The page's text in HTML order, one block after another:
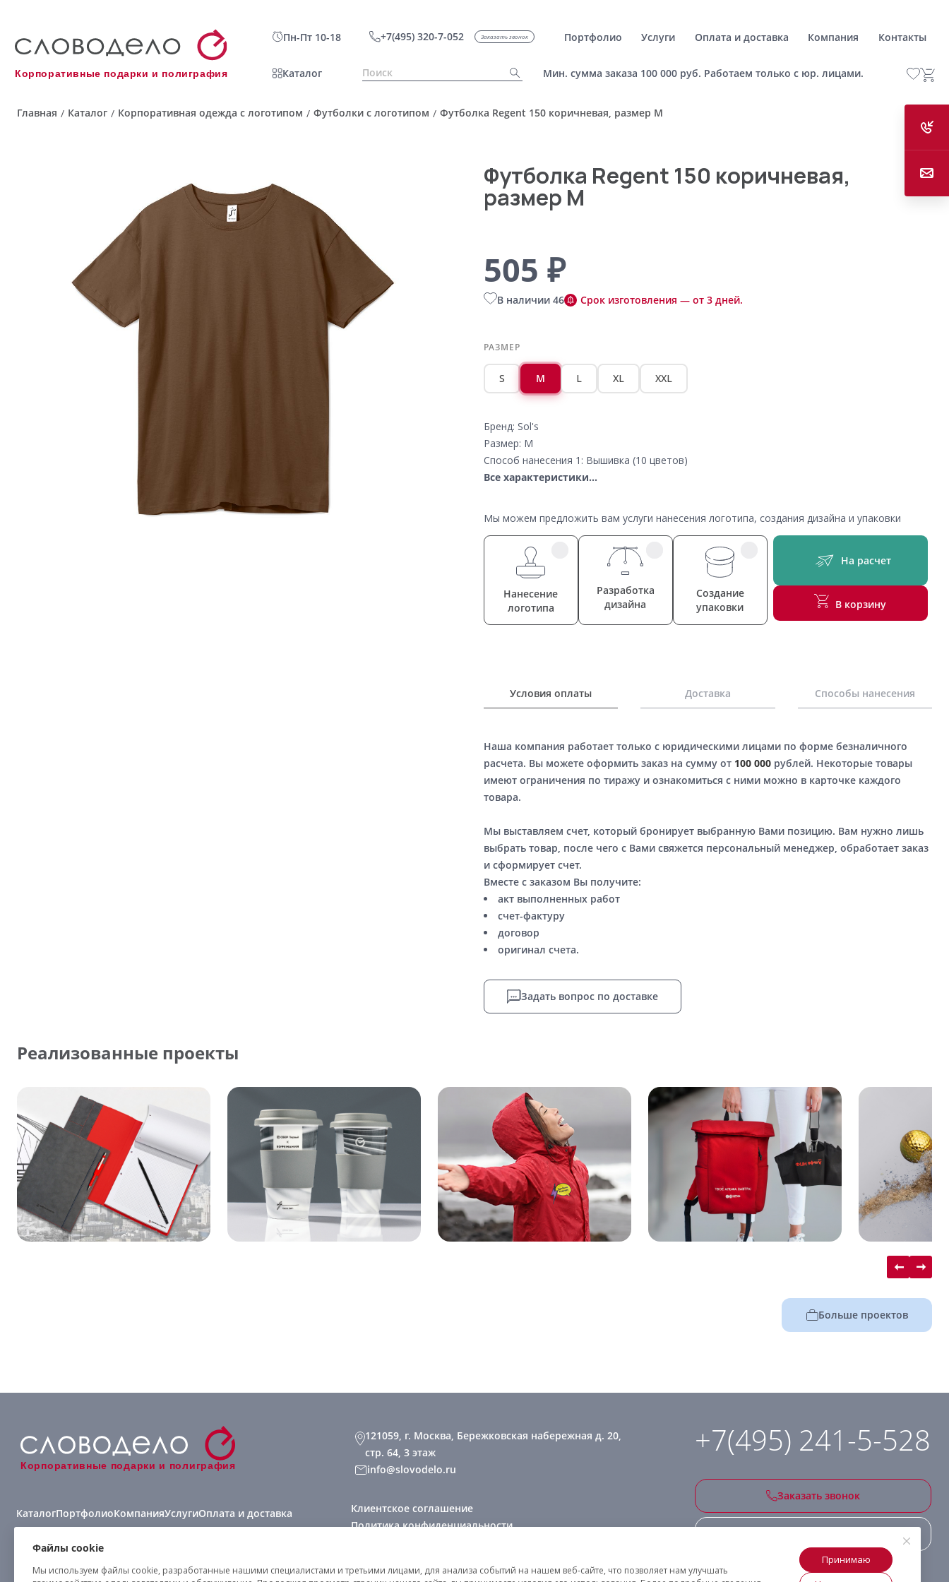
Корпоративные подарки и полиграфия
Пн-Пт 10-18 +7(495) 320-7-052 Заказать звонок Портфолио Услуги Оплата и доставка Компания Контакты
Каталог Мин. сумма заказа 100 000 руб. Работаем только с юр. лицами.
Главная / Каталог / Корпоративная одежда с логотипом / Футболки с логотипом / Футболка Regent 150 коричневая, размер M
Футболка Regent 150 коричневая,
размер M
505 ₽
В наличии 46 Срок изготовления — от 3 дней.
РАЗМЕР
S M L XL XXL
Бренд: Sol's
Размер: M
Способ нанесения 1: Вышивка (10 цветов)
Все характеристики...
Мы можем предложить вам услуги нанесения логотипа, создания дизайна и упаковки
Нанесение
логотипа
Разработка
дизайна
Создание
упаковки
На расчет
В корзину
Условия оплаты Доставка Способы нанесения
Наша компания работает только с юридическими лицами по форме безналичного
расчета. Вы можете оформить заказ на сумму от 100 000рублей. Некоторые товары
имеют ограничения по тиражу и ознакомиться с ними можно в карточке каждого
товара.
Мы выставляем счет, который бронирует выбранную Вами позицию. Вам нужно лишь
выбрать товар, после чего с Вами свяжется персональный менеджер, обработает заказ
и сформирует счет.
Вместе с заказом Вы получите:
акт выполненных работ
счет-фактуру
договор
оригинал счета.
Задать вопрос по доставке
Реализованные проекты
Больше проектов
Корпоративные подарки и полиграфия
КаталогПортфолиоКомпанияУслугиОплата и доставка
Виды нанесения
121059, г. Москва, Бережковская набережная д. 20,
стр. 64, 3 этаж
info@slovodelo.ru
+7(495) 241-5-528
Заказать звонок
Клиентское соглашение
Политика конфиденциальности
Файлы cookie
Мы используем файлы cookie, разработанные нашими специалистами и третьими лицами, для анализа событий на нашем веб-сайте, что позволяет нам улучшать
Принимаю